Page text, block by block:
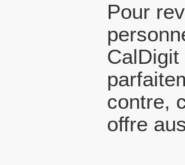
Pour
contre,
offre